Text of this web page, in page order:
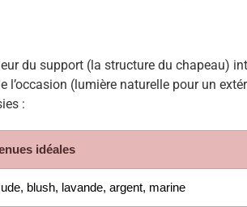
du support (la structure du chapeau)
l’occasion (lumière naturelle pour un
:
idéales
blush, lavande, argent, marine